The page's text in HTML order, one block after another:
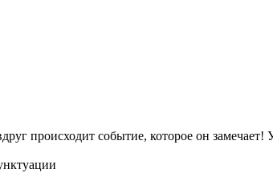
происходит событие, которое он